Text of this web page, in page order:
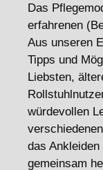
Das
erfahrenen
Aus unseren
Tipps und
Liebsten,
würdevollen
das
gemeinsam